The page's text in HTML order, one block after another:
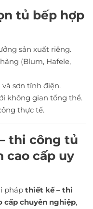
tủ bếp hợp
sản xuất riêng.
(Blum, Hafele,
sơn tĩnh điện.
không gian tổng thể.
thực tế.
thi công tủ
cao cấp uy
pháp thiết kế – thi
cấp chuyên nghiệp,